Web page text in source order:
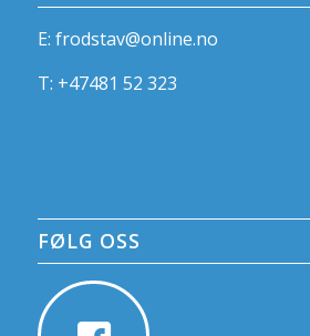
E: frodstav@online.no
T: +47481 52 323
FØLG OSS